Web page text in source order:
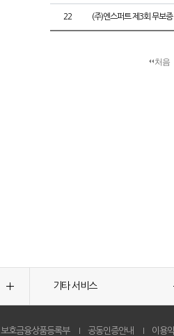
22 (주)엔스퍼트 제3회 무보
처음
기타 서비스
보호금융상품등록부 공동인증안내 이용